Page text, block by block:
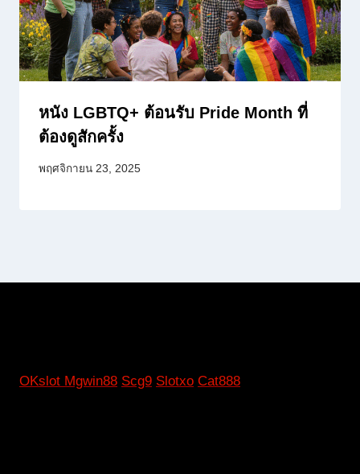
หนัง LGBTQ+ ต้อนรับ Pride Month ที่
ต้องดูสักครั้ง
พฤศจิกายน 23, 2025
OKslot Mgwin88 Scg9 Slotxo Cat888